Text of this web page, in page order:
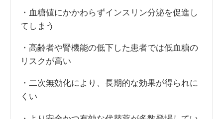
・血糖値にかかわらずインスリン分泌を促進し
てしまう
・高齢者や腎機能の低下した患者では低血糖の
リスクが高い
・二次無効化により、長期的な効果が得られに
くい